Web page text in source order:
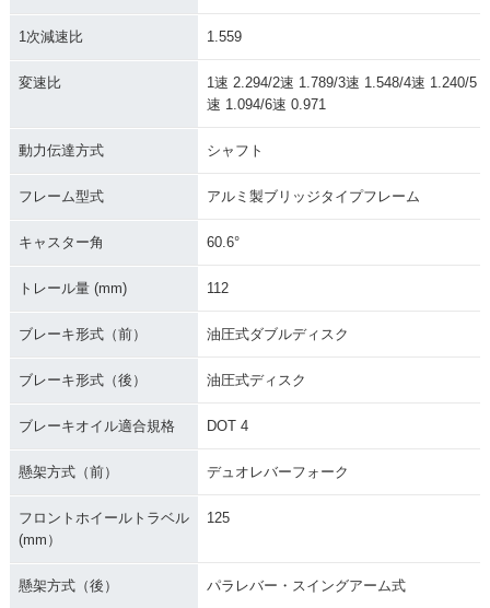
1次減速比 1.559
変速比
1速 2.294/2速 1.789/3速 1.548/4速 1.240/5
速 1.094/6速 0.971
動力伝達方式 シャフト
フレーム型式 アルミ製ブリッジタイプフレーム
キャスター角 60.6°
トレール量 (mm) 112
ブレーキ形式（前） 油圧式ダブルディスク
ブレーキ形式（後） 油圧式ディスク
ブレーキオイル適合規格 DOT 4
懸架方式（前） デュオレバーフォーク
フロントホイールトラベル
(mm）
125
懸架方式（後） パラレバー・スイングアーム式